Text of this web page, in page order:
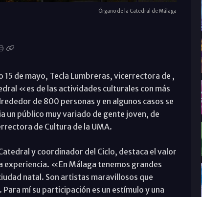
Órgano de la Catedral de Málaga
15 de mayo, Tecla Lumbreras, vicerrectora de ,
«es de las actividades culturales con más
de 800 personas y en algunos casos se
un público muy variado de gente joven, de
de Cultura de la UMA.
y coordinador del Ciclo, destaca el valor
experiencia. «En Málaga tenemos grandes
natal. Son artistas maravillosos que
mí su participación es un estímulo y una